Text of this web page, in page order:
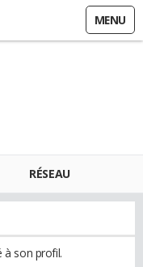
MENU
RÉSEAU
à son profil.